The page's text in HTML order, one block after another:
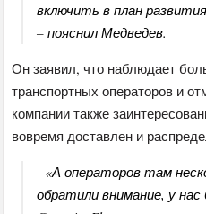
включить в план
– пояснил Медведев.
Он заявил, что наблюдает
транспортных операторов и
компании также
вовремя доставлен и
«А операторов там
обратили внимание, у